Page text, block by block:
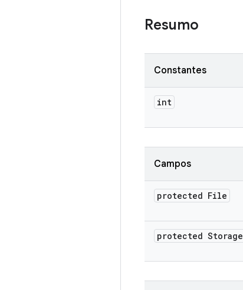
Resumo
Constantes
int
Campos
protected File
protected Storage